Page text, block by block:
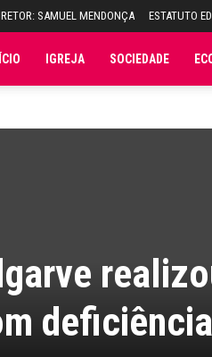
SAMUEL MENDONÇA ESTATUTO
IGREJA SOCIEDADE
deficiência